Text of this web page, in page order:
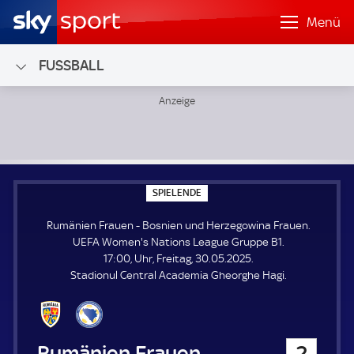
Menü
FUSSBALL
SPIELENDE
P
E
E
N
D
E
Rumänien Frauen - Bosnien und Herzegowina Frauen.
UEFA Women's Nations League Gruppe B1.
17:00, Uhr, Freitag, 30.05.2025.
Stadionul Central Academia Gheorghe Hagi.